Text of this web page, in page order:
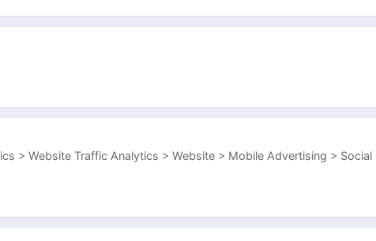
> Website Traffic Analytics > Website > Mobile Advertising >